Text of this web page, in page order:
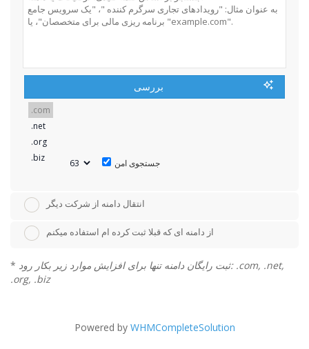
بررسی
جستجوی امن
انتقال دامنه از شرکت دیگر
از دامنه ای که قبلا ثبت کرده ام استفاده میکنم
* ثبت رایگان دامنه تنها برای افزایش موارد زیر بکار رود: .com, .net,
.org, .biz
Powered by WHMCompleteSolution